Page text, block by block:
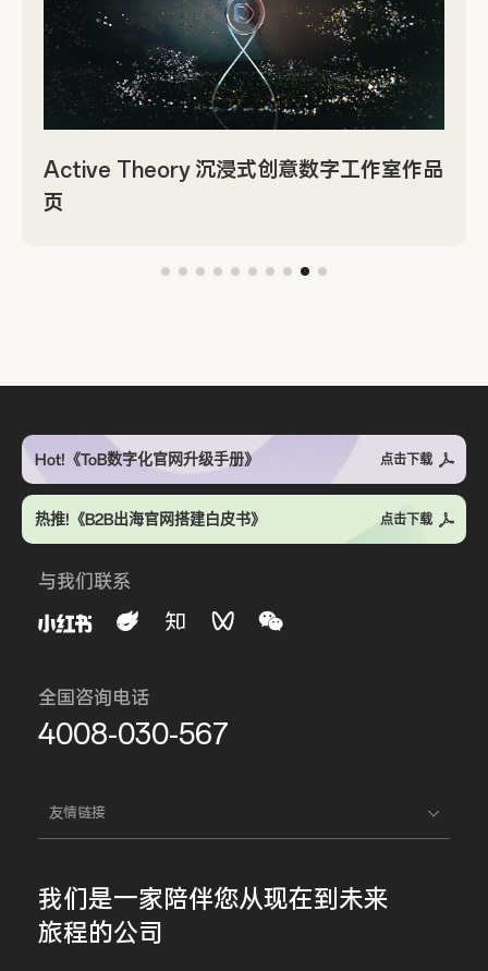
Active Theory 沉浸式创意数字工作室作品
页
Hot!《ToB数字化官网升级手册》 点击下载
热推!《B2B出海官网搭建白皮书》 点击下载
与我们联系
全国咨询电话
4008-030-567
友情链接
我们是一家陪伴您从现在到未来
旅程的公司